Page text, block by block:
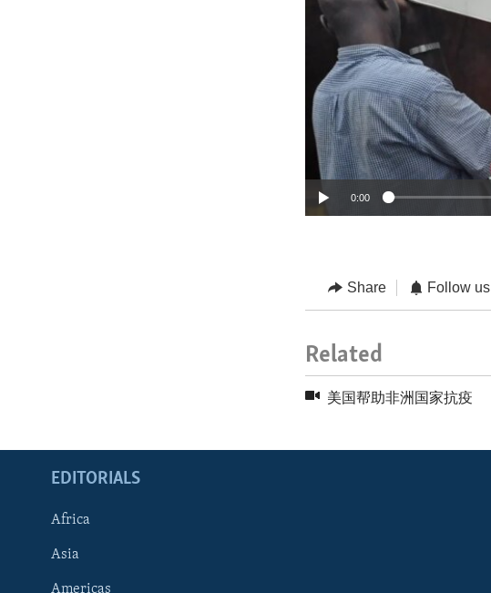
0:00
Share Follow us
Related
美国帮助非洲国家抗疫
EDITORIALS
Africa
Asia
Americas